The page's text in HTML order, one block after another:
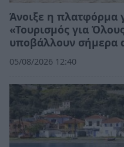
Άνοιξε η πλατφόρμα
«Τουρισμός για
υποβάλλουν σήμερα
05/08/2026 12:40